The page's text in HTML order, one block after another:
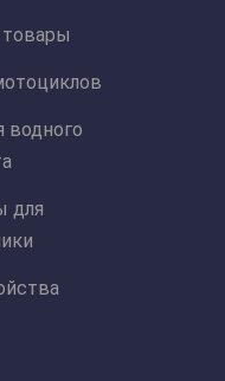
водного
для